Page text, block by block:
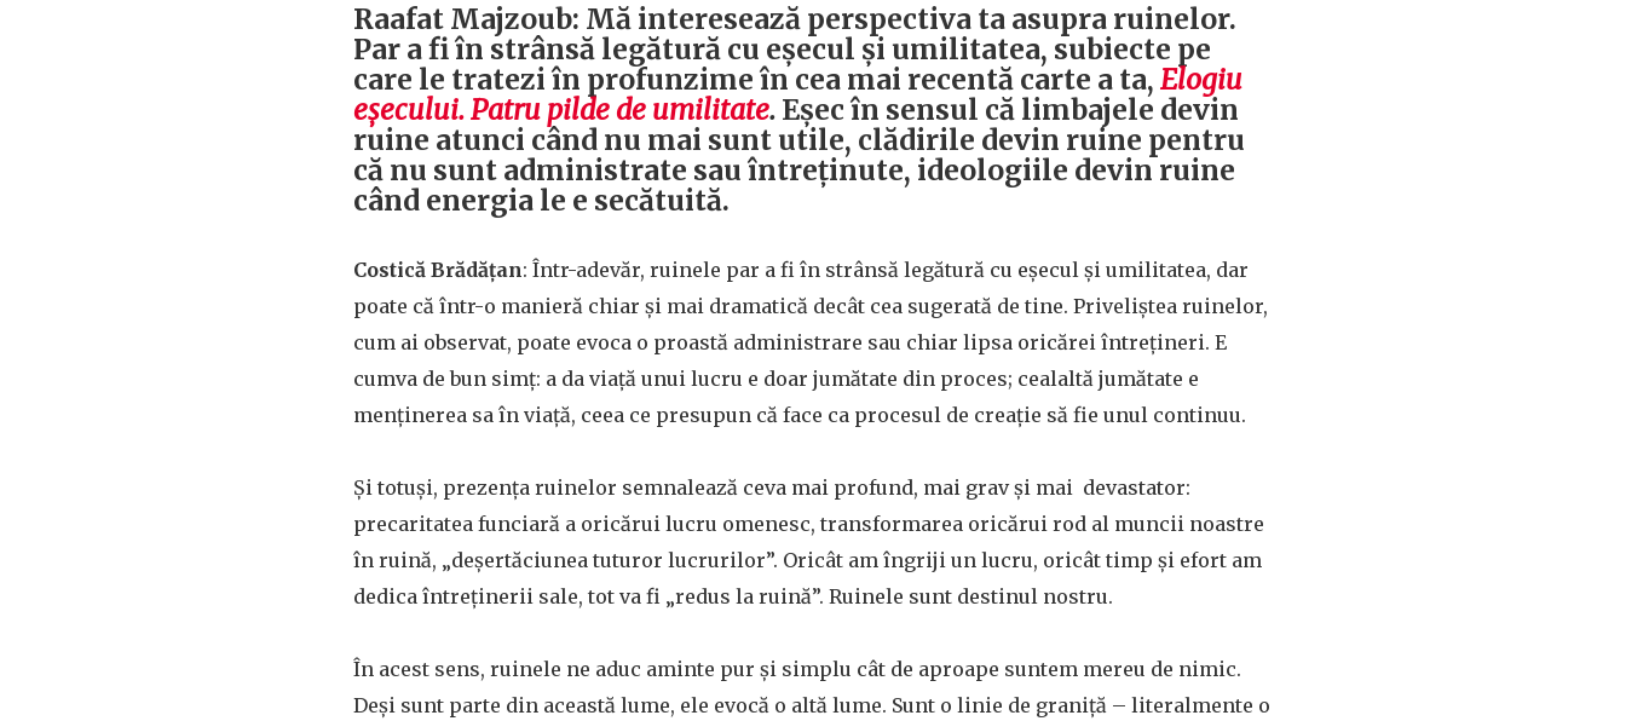
Raafat Majzoub: Mă interesează perspectiva ta asupra ruinelor.
Par a fi în strânsă legătură cu eșecul și umilitatea, subiecte pe
care le tratezi în profunzime în cea mai recentă carte a ta, Elogiu
eșecului. Patru pilde de umilitate. Eșec în sensul că limbajele devin
ruine atunci când nu mai sunt utile, clădirile devin ruine pentru
că nu sunt administrate sau întreținute, ideologiile devin ruine
când energia le e secătuită.
Costică Brădățan: Într-adevăr, ruinele par a fi în strânsă legătură cu eșecul și umilitatea, dar
poate că într-o manieră chiar și mai dramatică decât cea sugerată de tine. Priveliștea ruinelor,
cum ai observat, poate evoca o proastă administrare sau chiar lipsa oricărei întrețineri. E
cumva de bun simț: a da viață unui lucru e doar jumătate din proces; cealaltă jumătate e
menținerea sa în viață, ceea ce presupun că face ca procesul de creație să fie unul continuu.
Și totuși, prezența ruinelor semnalează ceva mai profund, mai grav și mai devastator:
precaritatea funciară a oricărui lucru omenesc, transformarea oricărui rod al muncii noastre
în ruină, „deșertăciunea tuturor lucrurilor”. Oricât am îngriji un lucru, oricât timp și efort am
dedica întreținerii sale, tot va fi „redus la ruină”. Ruinele sunt destinul nostru.
În acest sens, ruinele ne aduc aminte pur și simplu cât de aproape suntem mereu de nimic.
Deși sunt parte din această lume, ele evocă o altă lume. Sunt o linie de graniță – literalmente o